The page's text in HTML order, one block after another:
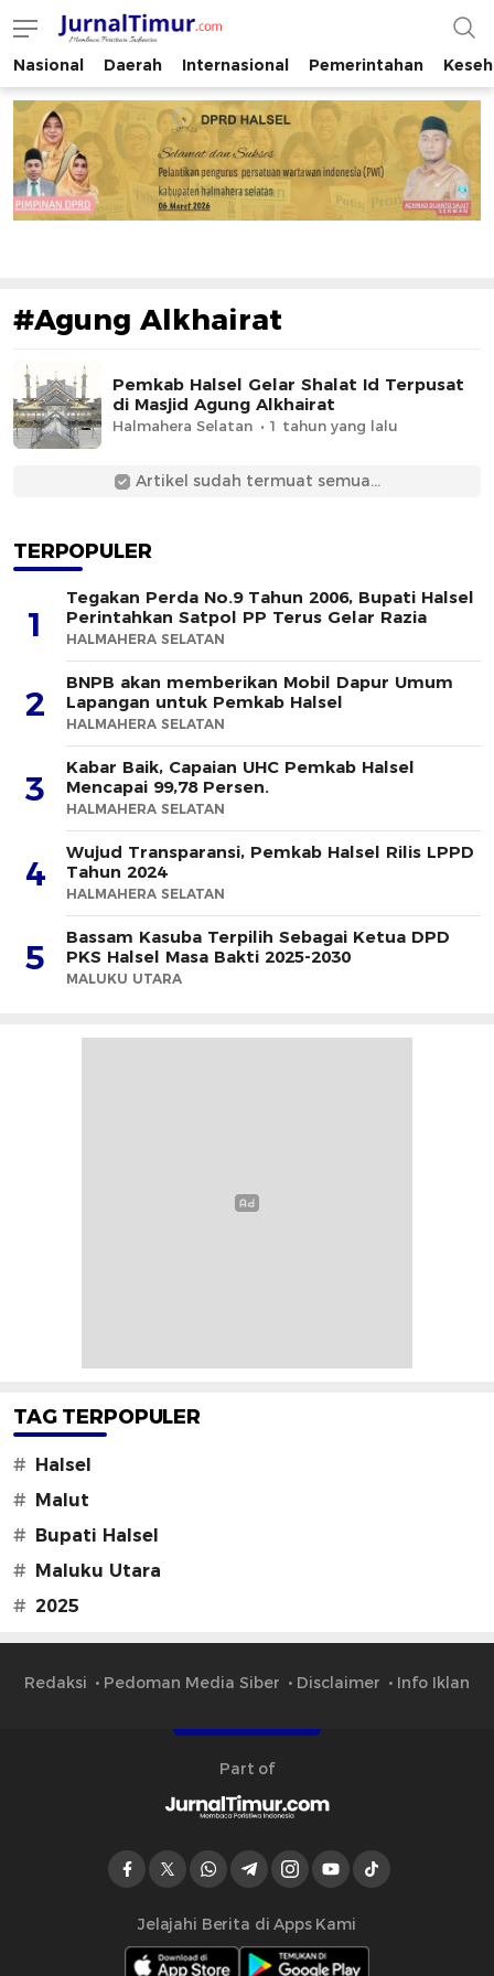
JurnalTimur.com
Membaca Peristiwa Indonesia
Nasional Daerah Internasional Pemerintahan
#Agung Alkhairat
Pemkab Halsel Gelar Shalat Id Terpusat
di Masjid Agung Alkhairat
Halmahera Selatan 1 tahun yang lalu
Artikel sudah termuat semua...
TERPOPULER
1
Tegakan Perda No.9 Tahun 2006, Bupati Halsel
Perintahkan Satpol PP Terus Gelar Razia
HALMAHERA SELATAN
2
BNPB akan memberikan Mobil Dapur Umum
Lapangan untuk Pemkab Halsel
HALMAHERA SELATAN
3
Kabar Baik, Capaian UHC Pemkab Halsel
Mencapai 99,78 Persen.
HALMAHERA SELATAN
4
Wujud Transparansi, Pemkab Halsel Rilis LPPD
Tahun 2024
HALMAHERA SELATAN
5
Bassam Kasuba Terpilih Sebagai Ketua DPD
PKS Halsel Masa Bakti 2025-2030
MALUKU UTARA
TAG TERPOPULER
#
Halsel
#
Malut
#
Bupati Halsel
#
Maluku Utara
# 2025
Redaksi Pedoman Media Siber Disclaimer Info Iklan
Part of
Jelajahi Berita di Apps Kami